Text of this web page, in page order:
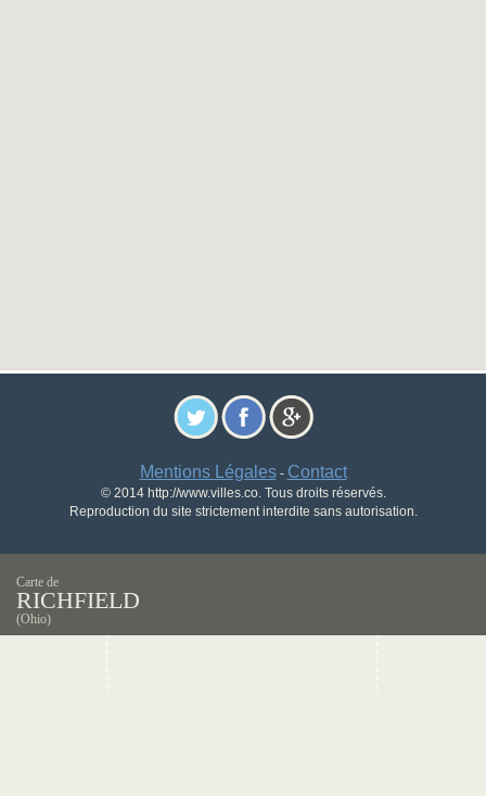
Mentions Légales- Contact
© 2014 http://www.villes.co. Tous droits réservés.
Reproduction du site strictement interdite sans autorisation.
Carte de
RICHFIELD
(Ohio)